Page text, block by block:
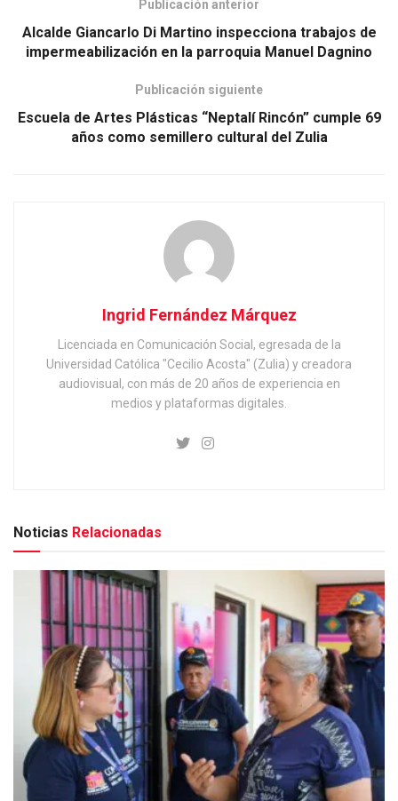
Publicación anterior
Alcalde Giancarlo Di Martino inspecciona trabajos de
impermeabilización en la parroquia Manuel Dagnino
Publicación siguiente
Escuela de Artes Plásticas “Neptalí Rincón” cumple 69
años como semillero cultural del Zulia
Ingrid Fernández Márquez
Licenciada en Comunicación Social, egresada de la
Universidad Católica "Cecilio Acosta" (Zulia) y creadora
audiovisual, con más de 20 años de experiencia en
medios y plataformas digitales.
Noticias Relacionadas